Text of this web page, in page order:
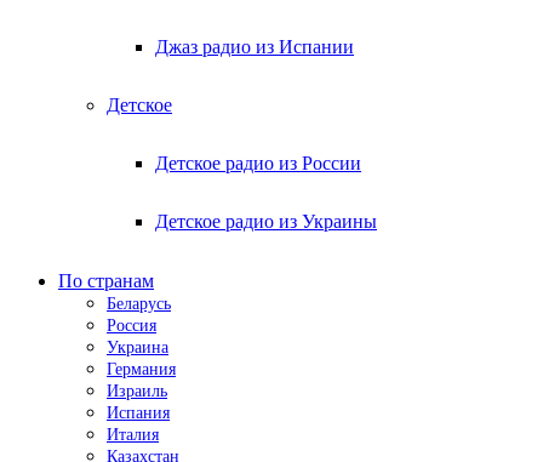
Джаз радио из Испании
Детское
Детское радио из России
Детское радио из Украины
По странам
Беларусь
Россия
Украина
Германия
Израиль
Испания
Италия
Казахстан